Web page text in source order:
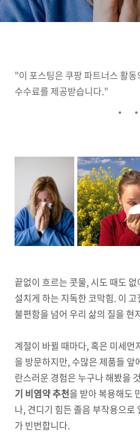
"이 포스팅은 쿠팡 파트너스 활
수수료를 제공받습니다."
끝없이 흐르는 콧물, 시도 때도
설치게 하는 지독한 코막힘. 이
불편함을 넘어 우리 삶의 질을 현
계절이 바뀔 때마다, 혹은 미세
을 방문하지만, 수많은 제품들 앞
란스러운 경험은 누구나 해봤을
기 비염약 추천을 받아 복용해도
나, 견디기 힘든 졸음 부작용으로
가 빈번합니다.